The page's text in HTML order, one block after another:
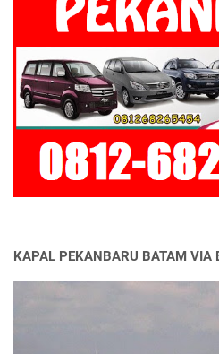
KAPAL PEKANBARU BATAM VIA